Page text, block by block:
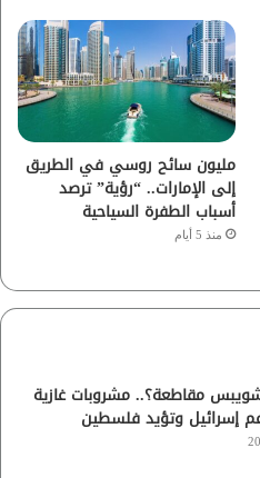
مليون سائح روسي في الطريق
إلى الإمارات.. “رؤية” ترصد
أسباب الطفرة السياحية
منذ 5 أيام
مقاطعة؟.. مشروبات غازية
إسرائيل وتؤيد فلسطين